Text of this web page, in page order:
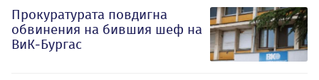
Прокуратурата повдигна
обвинения на бившия шеф на
ВиК-Бургас